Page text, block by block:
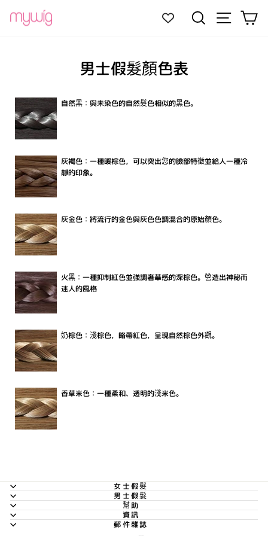
搜尋 網站導航大
男士假髮顏色表
自然黑：與未染色的自然髮色相似的黑色。
灰褐色：一種暖棕色，可以突出您的臉部特徵並給人一種冷
靜的印象。
灰金色：將流行的金色與灰色色調混合的原始顏色。
火黑：一種抑制紅色並強調奢華感的深棕色。營造出神秘而
迷人的風格
奶棕色：淺棕色，略帶紅色，呈現自然棕色外觀。
香草米色：一種柔和、透明的淺米色。
女士假髮
男士假髮
幫助
資訊
郵件雜誌